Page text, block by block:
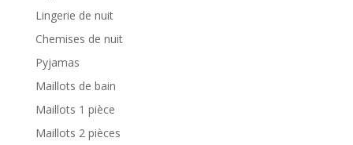
Lingerie de nuit
Chemises de nuit
Pyjamas
Maillots de bain
Maillots 1 pièce
Maillots 2 pièces